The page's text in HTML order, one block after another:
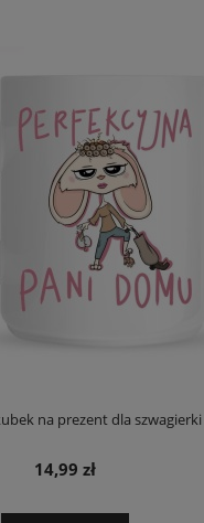
na prezent dla szwagierki
14,99 zł